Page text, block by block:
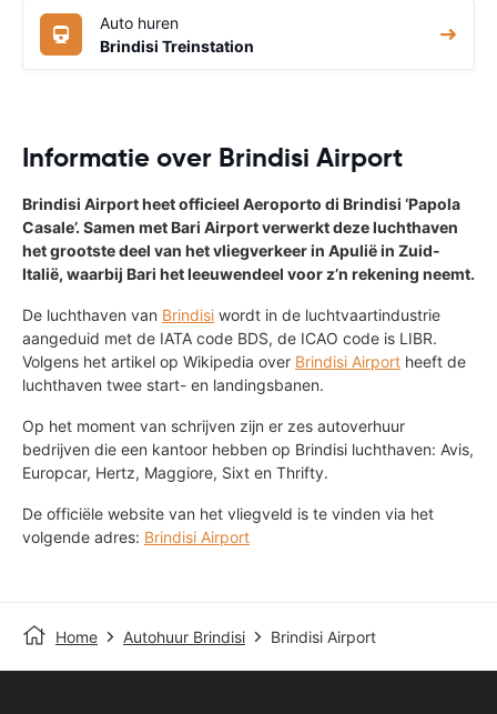
Auto huren
Brindisi Treinstation
Informatie over Brindisi Airport
Brindisi Airport heet officieel Aeroporto di Brindisi ‘Papola
Casale’. Samen met Bari Airport verwerkt deze luchthaven
het grootste deel van het vliegverkeer in Apulië in Zuid-
Italië, waarbij Bari het leeuwendeel voor z’n rekening neemt.
De luchthaven van Brindisi wordt in de luchtvaartindustrie
aangeduid met de IATA code BDS, de ICAO code is LIBR.
Volgens het artikel op Wikipedia over Brindisi Airport heeft de
luchthaven twee start- en landingsbanen.
Op het moment van schrijven zijn er zes autoverhuur
bedrijven die een kantoor hebben op Brindisi luchthaven: Avis,
Europcar, Hertz, Maggiore, Sixt en Thrifty.
De officiële website van het vliegveld is te vinden via het
volgende adres: Brindisi Airport
Home Autohuur Brindisi Brindisi Airport